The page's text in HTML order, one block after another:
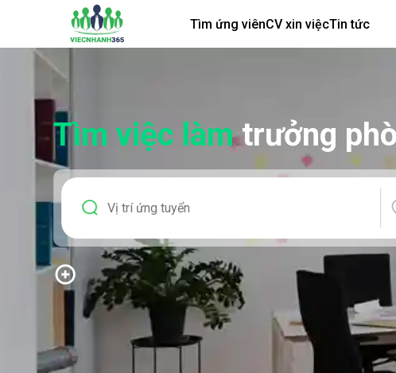
Tìm ứng viênCV xin việcTin tức
Tìm việc làmtrưởng